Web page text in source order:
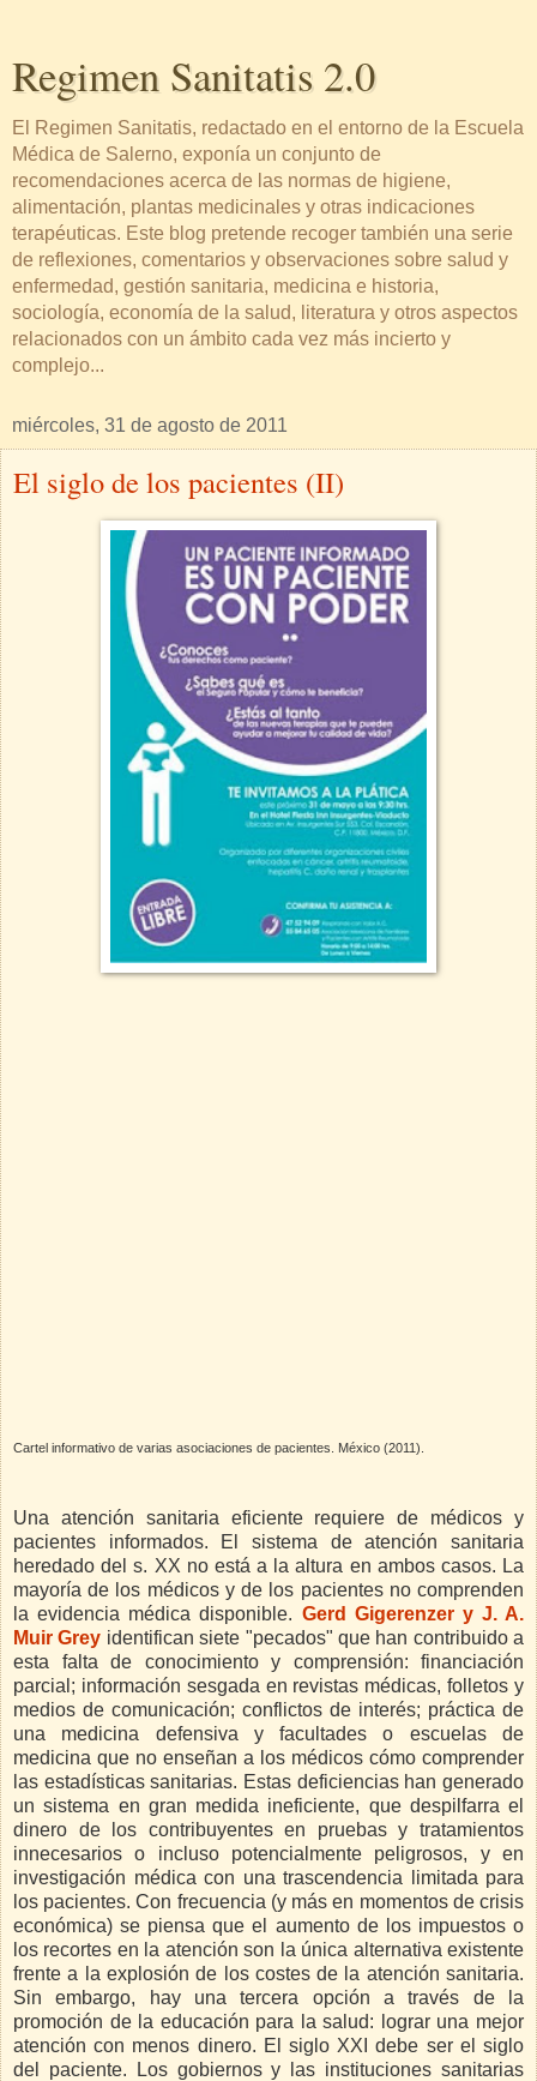
Regimen Sanitatis 2.0
El Regimen Sanitatis, redactado en el entorno de la Escuela
Médica de Salerno, exponía un conjunto de
recomendaciones acerca de las normas de higiene,
alimentación, plantas medicinales y otras indicaciones
terapéuticas. Este blog pretende recoger también una serie
de reflexiones, comentarios y observaciones sobre salud y
enfermedad, gestión sanitaria, medicina e historia,
sociología, economía de la salud, literatura y otros aspectos
relacionados con un ámbito cada vez más incierto y
complejo...
miércoles, 31 de agosto de 2011
El siglo de los pacientes (II)
Cartel informativo de varias asociaciones de pacientes. México (2011).
Una atención sanitaria eficiente requiere de médicos y
pacientes informados. El sistema de atención sanitaria
heredado del s. XX no está a la altura en ambos casos. La
mayoría de los médicos y de los pacientes no comprenden
la evidencia médica disponible. Gerd Gigerenzer y J. A.
Muir Grey identifican siete "pecados" que han contribuido a
esta falta de conocimiento y comprensión: financiación
parcial; información sesgada en revistas médicas, folletos y
medios de comunicación; conflictos de interés; práctica de
una medicina defensiva y facultades o escuelas de
medicina que no enseñan a los médicos cómo comprender
las estadísticas sanitarias. Estas deficiencias han generado
un sistema en gran medida ineficiente, que despilfarra el
dinero de los contribuyentes en pruebas y tratamientos
innecesarios o incluso potencialmente peligrosos, y en
investigación médica con una trascendencia limitada para
los pacientes. Con frecuencia (y más en momentos de crisis
económica) se piensa que el aumento de los impuestos o
los recortes en la atención son la única alternativa existente
frente a la explosión de los costes de la atención sanitaria.
Sin embargo, hay una tercera opción a través de la
promoción de la educación para la salud: lograr una mejor
atención con menos dinero. El siglo XXI debe ser el siglo
del paciente. Los gobiernos y las instituciones sanitarias